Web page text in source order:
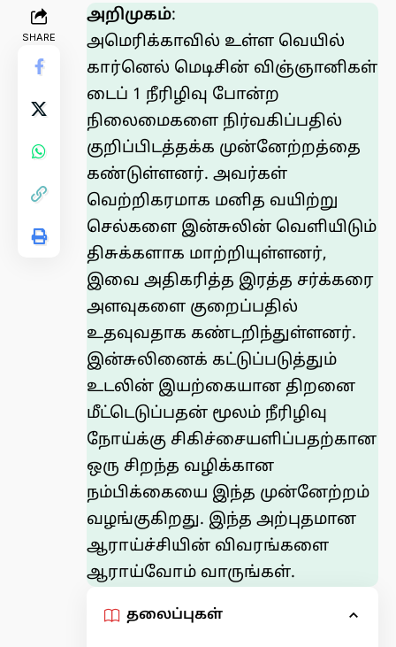
SHARE
அறிமுகம்:
அமெரிக்காவில் உள்ள வெயில்
கார்னெல் மெடிசின் விஞ்ஞானிகள்
டைப் 1 நீரிழிவு போன்ற
நிலைமைகளை நிர்வகிப்பதில்
குறிப்பிடத்தக்க முன்னேற்றத்தை
கண்டுள்ளனர். அவர்கள்
வெற்றிகரமாக மனித வயிற்று
செல்களை இன்சுலின் வெளியிடும்
திசுக்களாக மாற்றியுள்ளனர்,
இவை அதிகரித்த இரத்த சர்க்கரை
அளவுகளை குறைப்பதில்
உதவுவதாக கண்டறிந்துள்ளனர்.
இன்சுலினைக் கட்டுப்படுத்தும்
உடலின் இயற்கையான திறனை
மீட்டெடுப்பதன் மூலம் நீரிழிவு
நோய்க்கு சிகிச்சையளிப்பதற்கான
ஒரு சிறந்த வழிக்கான
நம்பிக்கையை இந்த முன்னேற்றம்
வழங்குகிறது. இந்த அற்புதமான
ஆராய்ச்சியின் விவரங்களை
ஆராய்வோம் வாருங்கள்.
தலைப்புகள்